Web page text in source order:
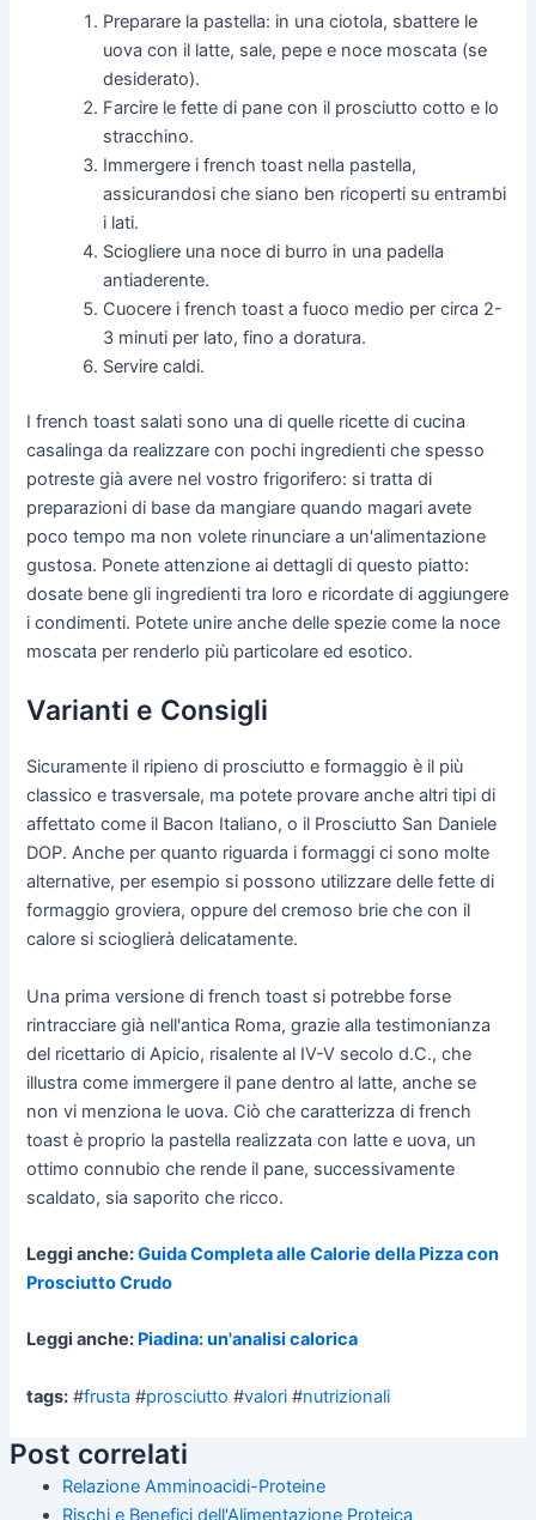
Preparare la pastella: in una ciotola, sbattere le
uova con il latte, sale, pepe e noce moscata (se
desiderato).
Farcire le fette di pane con il prosciutto cotto e lo
stracchino.
Immergere i french toast nella pastella,
assicurandosi che siano ben ricoperti su entrambi
i lati.
Sciogliere una noce di burro in una padella
antiaderente.
Cuocere i french toast a fuoco medio per circa 2-
3 minuti per lato, fino a doratura.
Servire caldi.
I french toast salati sono una di quelle ricette di cucina
casalinga da realizzare con pochi ingredienti che spesso
potreste già avere nel vostro frigorifero: si tratta di
preparazioni di base da mangiare quando magari avete
poco tempo ma non volete rinunciare a un'alimentazione
gustosa. Ponete attenzione ai dettagli di questo piatto:
dosate bene gli ingredienti tra loro e ricordate di aggiungere
i condimenti. Potete unire anche delle spezie come la noce
moscata per renderlo più particolare ed esotico.
Varianti e Consigli
Sicuramente il ripieno di prosciutto e formaggio è il più
classico e trasversale, ma potete provare anche altri tipi di
affettato come il Bacon Italiano, o il Prosciutto San Daniele
DOP. Anche per quanto riguarda i formaggi ci sono molte
alternative, per esempio si possono utilizzare delle fette di
formaggio groviera, oppure del cremoso brie che con il
calore si scioglierà delicatamente.
Una prima versione di french toast si potrebbe forse
rintracciare già nell'antica Roma, grazie alla testimonianza
del ricettario di Apicio, risalente al IV-V secolo d.C., che
illustra come immergere il pane dentro al latte, anche se
non vi menziona le uova. Ciò che caratterizza di french
toast è proprio la pastella realizzata con latte e uova, un
ottimo connubio che rende il pane, successivamente
scaldato, sia saporito che ricco.
Leggi anche:Guida Completa alle Calorie della Pizza con
Prosciutto Crudo
Leggi anche: Piadina: un'analisi calorica
tags: #frusta #prosciutto #valori #nutrizionali
Post correlati
Relazione Amminoacidi-Proteine
Rischi e Benefici dell'Alimentazione Proteica